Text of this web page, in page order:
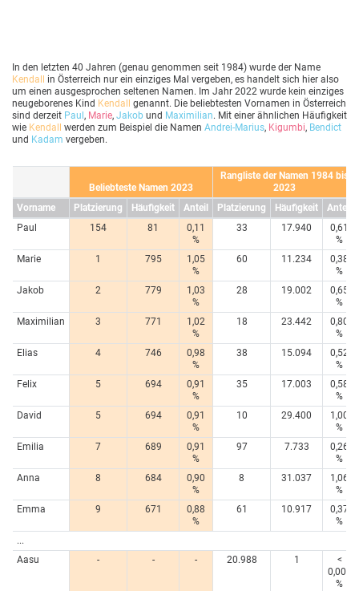
In den letzten 40 Jahren (genau genommen seit 1984) wurde der Name
Kendall in Österreich nur ein einziges Mal vergeben, es handelt sich hier also
um einen ausgesprochen seltenen Namen. Im Jahr 2022 wurde kein einziges
neugeborenes Kind Kendall genannt. Die beliebtesten Vornamen in Österreich
sind derzeit Paul, Marie, Jakob und Maximilian. Mit einer ähnlichen Häufigkeit
wie Kendall werden zum Beispiel die Namen Andrei-Marius, Kigumbi, Bendict
und Kadam vergeben.
Beliebteste Namen 2023
Rangliste der Namen 1984 bis
2023
Vorname
Platzierung Häufigkeit Anteil Platzierung Häufigkeit
Anteil
Paul
154 81
0,11
%
33 17.940
0,61
%
Marie
1 795
1,05
%
60 11.234
0,38
%
Jakob
2 779
1,03
%
28 19.002
0,65
%
Maximilian
3 771
1,02
%
18 23.442
0,80
%
Elias
4 746
0,98
%
38 15.094
0,52
%
Felix
5 694
0,91
%
35 17.003
0,58
%
David
5 694
0,91
%
10 29.400
1,00
%
Emilia
7 689
0,91
%
97 7.733
0,26
%
Anna
8 684
0,90
%
8 31.037
1,06
%
Emma
9 671
0,88
%
61 10.917
0,37
%
...
Aasu
- - - 20.988 1
<
0,005
%